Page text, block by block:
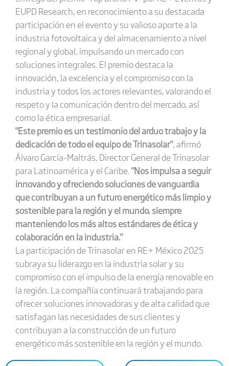
EUPD Research, en reconocimiento a su destacada
participación en el evento y su valioso aporte a la
industria fotovoltaica y del almacenamiento a nivel
regional y global, impulsando un mercado con
soluciones integrales. El premio destaca la
innovación, la excelencia y el compromiso con la
industria y todos los actores relevantes, valorando el
respeto y la comunicación dentro del mercado, así
como la ética empresarial.
"Este premio es un testimonio del arduo trabajo y la
dedicación de todo el equipo de Trinasolar", afirmó
Álvaro García-Maltrás, Director General de Trinasolar
para Latinoamérica y el Caribe."Nos impulsa a seguir
innovando y ofreciendo soluciones de vanguardia
que contribuyan a un futuro energético más limpio y
sostenible para la región y el mundo, siempre
manteniendo los más altos estándares de ética y
colaboración en la industria."
La participación de Trinasolar en RE+ México 2025
subraya su liderazgo en la industria solar y su
compromiso con el impulso de la energía renovable en
la región. La compañía continuará trabajando para
ofrecer soluciones innovadoras y de alta calidad que
satisfagan las necesidades de sus clientes y
contribuyan a la construcción de un futuro
energético más sostenible en la región y el mundo.